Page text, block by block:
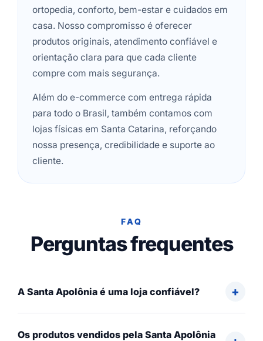
ortopedia, conforto, bem-estar e cuidados em
casa. Nosso compromisso é oferecer
produtos originais, atendimento confiável e
orientação clara para que cada cliente
compre com mais segurança.
Além do e-commerce com entrega rápida
para todo o Brasil, também contamos com
lojas físicas em Santa Catarina, reforçando
nossa presença, credibilidade e suporte ao
cliente.
FAQ
Perguntas frequentes
A Santa Apolônia é uma loja confiável?
Os produtos vendidos pela Santa Apolônia